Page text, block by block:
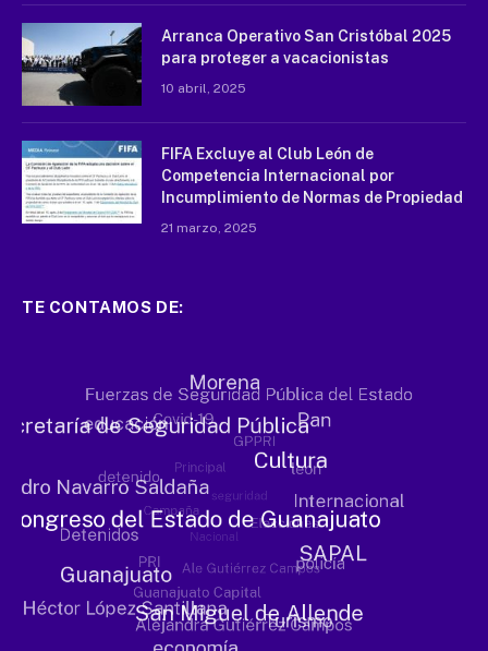
Arranca Operativo San Cristóbal 2025
para proteger a vacacionistas
10 abril, 2025
FIFA Excluye al Club León de
Competencia Internacional por
Incumplimiento de Normas de Propiedad
21 marzo, 2025
TE CONTAMOS DE: